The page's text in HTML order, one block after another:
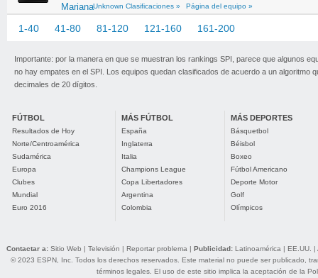
Unknown Clasificaciones »
Página del equipo »
1-40 41-80 81-120 121-160 161-200
Importante: por la manera en que se muestran los rankings SPI, parece que algunos
no hay empates en el SPI. Los equipos quedan clasificados de acuerdo a un algoritmo
decimales de 20 dígitos.
FÚTBOL
Resultados de Hoy
Norte/Centroamérica
Sudamérica
Europa
Clubes
Mundial
Euro 2016
MÁS FÚTBOL
España
Inglaterra
Italia
Champions League
Copa Libertadores
Argentina
Colombia
MÁS DEPORTES
Básquetbol
Béisbol
Boxeo
Fútbol Americano
Deporte Motor
Golf
Olímpicos
Contactar a: Sitio Web | Televisión | Reportar problema | Publicidad: Latinoamérica | EE.UU. |
© 2023 ESPN, Inc. Todos los derechos reservados. Este material no puede ser publicado,
términos legales. El uso de este sitio implica la aceptación de la